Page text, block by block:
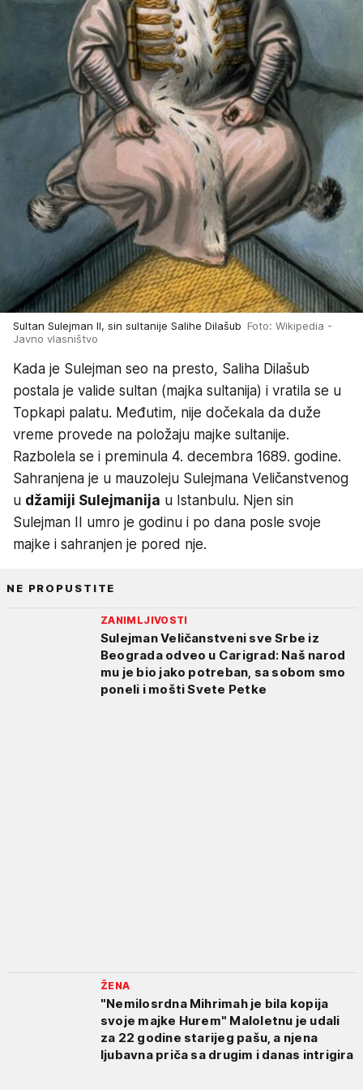
Sultan Sulejman II, sin sultanije Salihe Dilašub Foto: Wikipedia -
Javno vlasništvo
Kada je Sulejman seo na presto, Saliha Dilašub
postala je valide sultan (majka sultanija) i vratila se u
Topkapi palatu. Međutim, nije dočekala da duže
vreme provede na položaju majke sultanije.
Razbolela se i preminula 4. decembra 1689. godine.
Sahranjena je u mauzoleju Sulejmana Veličanstvenog
u džamiji Sulejmanija u Istanbulu. Njen sin
Sulejman II umro je godinu i po dana posle svoje
majke i sahranjen je pored nje.
NE PROPUSTITE
ZANIMLJIVOSTI
Sulejman Veličanstveni sve Srbe iz
Beograda odveo u Carigrad: Naš narod
mu je bio jako potreban, sa sobom smo
poneli i mošti Svete Petke
ŽENA
"Nemilosrdna Mihrimah je bila kopija
svoje majke Hurem" Maloletnu je udali
za 22 godine starijeg pašu, a njena
ljubavna priča sa drugim i danas intrigira